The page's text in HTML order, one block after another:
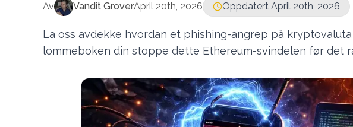
Av Vandit GroverApril 20th, 2026 Oppdatert April 20th, 2026
La oss avdekke hvordan et phishing-angrep på
lommeboken din stoppe dette Ethereum-svindelen før det